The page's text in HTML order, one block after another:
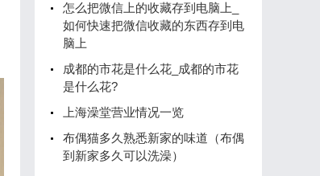
怎么把微信上的收藏存到电脑上_
如何快速把微信收藏的东西存到电
脑上
成都的市花是什么花_成都的市花
是什么花?
上海澡堂营业情况一览
布偶猫多久熟悉新家的味道（布偶
到新家多久可以洗澡）